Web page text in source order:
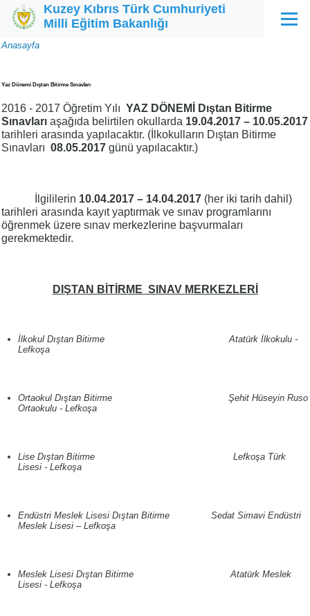
Ana içeriğe atla
Kuzey Kıbrıs Türk Cumhuriyeti
Milli Eğitim Bakanlığı
Menü
Sayfa
Anasayfa
Yaz Dönemi Dıştan Bitirme Sınavları
2016 - 2017 Öğretim Yılı YAZ DÖNEMİ Dıştan Bitirme
Sınavları aşağıda belirtilen okullarda 19.04.2017 – 10.05.2017
tarihleri arasında yapılacaktır. (İlkokulların Dıştan Bitirme
Sınavları 08.05.2017 günü yapılacaktır.)
İlgililerin 10.04.2017 – 14.04.2017 (her iki tarih dahil)
tarihleri arasında kayıt yaptırmak ve sınav programlarını
öğrenmek üzere sınav merkezlerine başvurmaları
gerekmektedir.
DIŞTAN BİTİRME SINAV MERKEZLERİ
İlkokul Dıştan Bitirme Atatürk İlkokulu -
Lefkoşa
Ortaokul Dıştan Bitirme Şehit Hüseyin Ruso
Ortaokulu - Lefkoşa
Lise Dıştan Bitirme Lefkoşa Türk
Lisesi - Lefkoşa
Endüstri Meslek Lisesi Dıştan Bitirme Sedat Simavi Endüstri
Meslek Lisesi – Lefkoşa
Meslek Lisesi Dıştan Bitirme Atatürk Meslek
Lisesi - Lefkoşa